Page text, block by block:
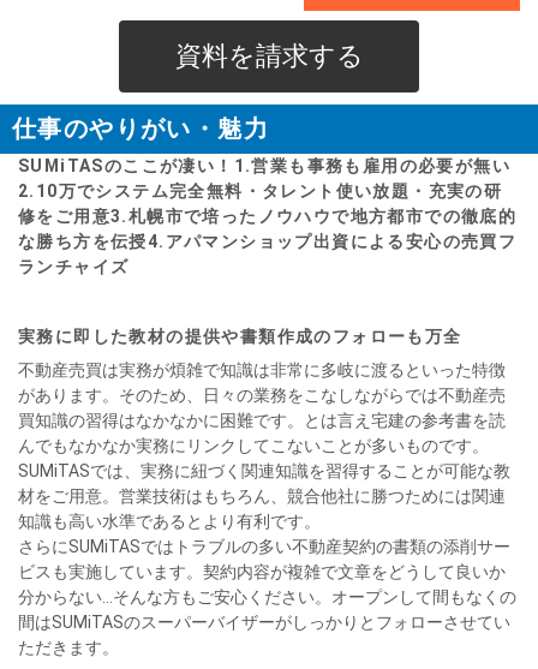
資料を請求する
仕事のやりがい・魅力
SUMiTASのここが凄い！1.営業も事務も雇用の必要が無い
2.10万でシステム完全無料・タレント使い放題・充実の研
修をご用意3.札幌市で培ったノウハウで地方都市での徹底的
な勝ち方を伝授4.アパマンショップ出資による安心の売買フ
ランチャイズ
実務に即した教材の提供や書類作成のフォローも万全
不動産売買は実務が煩雑で知識は非常に多岐に渡るといった特徴
があります。そのため、日々の業務をこなしながらでは不動産売
買知識の習得はなかなかに困難です。とは言え宅建の参考書を読
んでもなかなか実務にリンクしてこないことが多いものです。
SUMiTASでは、実務に紐づく関連知識を習得することが可能な教
材をご用意。営業技術はもちろん、競合他社に勝つためには関連
知識も高い水準であるとより有利です。
さらにSUMiTASではトラブルの多い不動産契約の書類の添削サー
ビスも実施しています。契約内容が複雑で文章をどうして良いか
分からない…そんな方もご安心ください。オープンして間もなくの
間はSUMiTASのスーパーバイザーがしっかりとフォローさせてい
ただきます。